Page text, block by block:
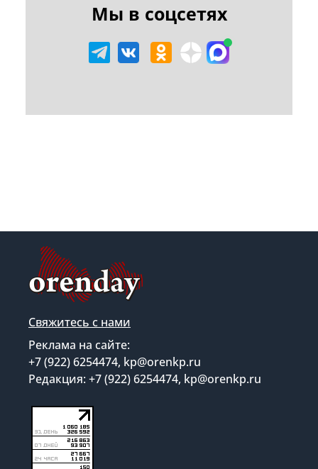
Мы в соцсетях
Свяжитесь с нами
Реклама на сайте:
+7 (922) 6254474, kp@orenkp.ru
Редакция: +7 (922) 6254474, kp@orenkp.ru